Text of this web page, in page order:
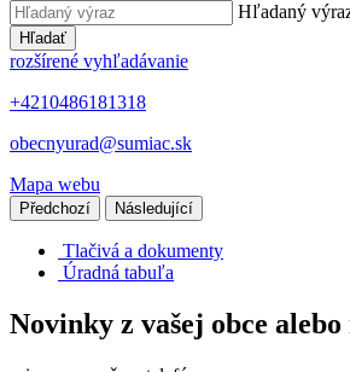
Hľadaný
Hľadať
rozšírené vyhľadávanie
+4210486181318
obecnyurad@sumiac.sk
Mapa webu
Předchozí Následující
Tlačivá a dokumenty
Úradná tabuľa
Novinky z vašej obce alebo